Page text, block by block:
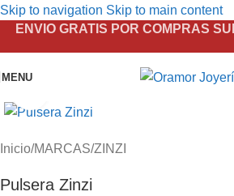
Skip to navigation Skip to main content
ENVIO GRATIS POR COMPRAS
MENU
Inicio/MARCAS/ZINZI
Pulsera Zinzi